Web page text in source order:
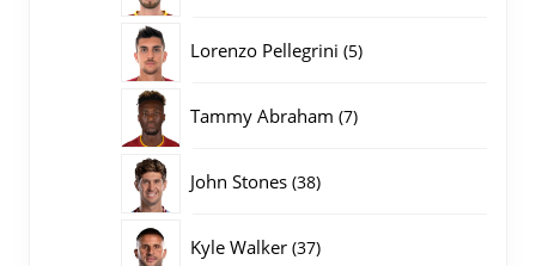
Lorenzo Pellegrini 55
Tammy Abraham 77
John Stones 3838
Kyle Walker 3737